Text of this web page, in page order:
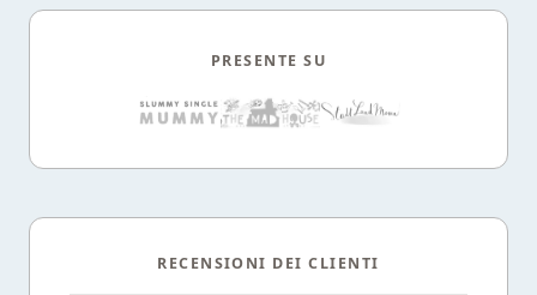
PRESENTE SU
RECENSIONI DEI CLIENTI